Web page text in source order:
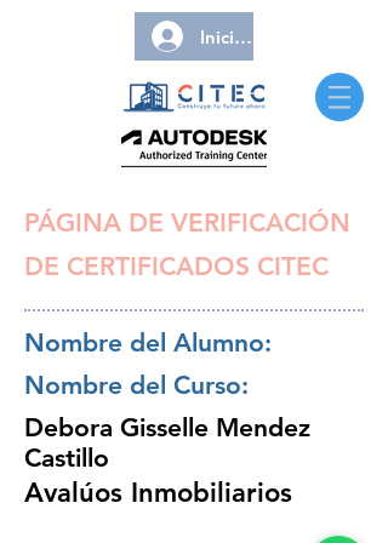
Iniciar sesión
PÁGINA DE VERIFICACIÓN
DE CERTIFICADOS CITEC
Nombre del Alumno:
Nombre del Curso:
Debora Gisselle Mendez
Castillo
Avalúos Inmobiliarios